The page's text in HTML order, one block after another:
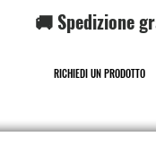
🚚 Spedizione
RICHIEDI UN PRODOTTO